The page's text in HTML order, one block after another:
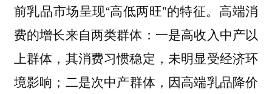
前乳品市场呈现“高低两旺”的特征。高端消
费的增长来自两类群体：一是高收入中产以
上群体，其消费习惯稳定，未明显受经济环
境影响；二是次中产群体，因高端乳品降价